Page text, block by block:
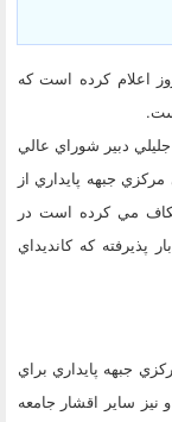
اعلام کرده است که
دبير شوراي عالي
جبهه پايداري از
مي کرده است در
پذيرفته که کانديداي
شوراي مرکزي جبهه پايداري براي
نيز ساير اقشار جامعه